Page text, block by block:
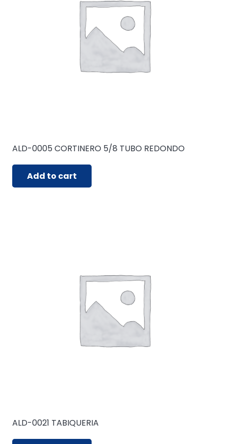
ALD-0005 CORTINERO 5/8 TUBO REDONDO
Add to cart
ALD-0021 TABIQUERIA